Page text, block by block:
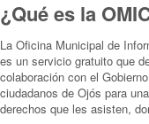
¿Qué es la
La Oficina Municipal de
es un servicio gratuito que
colaboración con el
ciudadanos de Ojós para
derechos que les asisten,